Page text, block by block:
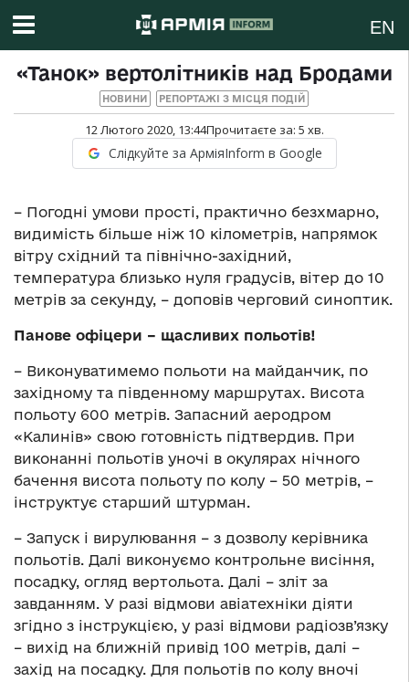
EN
«Танок» вертолітників над Бродами
НОВИНИ РЕПОРТАЖІ З МІСЦЯ ПОДІЙ
12 Лютого 2020, 13:44Прочитаєте за: 5 хв.
Слідкуйте за АрміяInform в Google
– Погодні умови прості, практично безхмарно,
видимість більше ніж 10 кілометрів, напрямок
вітру східний та північно-західний,
температура близько нуля градусів, вітер до 10
метрів за секунду, – доповів черговий синоптик.
Панове офіцери – щасливих польотів!
– Виконуватимемо польоти на майданчик, по
західному та південному маршрутах. Висота
польоту 600 метрів. Запасний аеродром
«Калинів» свою готовність підтвердив. При
виконанні польотів уночі в окулярах нічного
бачення висота польоту по колу – 50 метрів, –
інструктує старший штурман.
– Запуск і вирулювання – з дозволу керівника
польотів. Далі виконуємо контрольне висіння,
посадку, огляд вертольота. Далі – зліт за
завданням. У разі відмови авіатехніки діяти
згідно з інструкцією, у разі відмови радіозв’язку
– вихід на ближній привід 100 метрів, далі –
захід на посадку. Для польотів по колу вночі